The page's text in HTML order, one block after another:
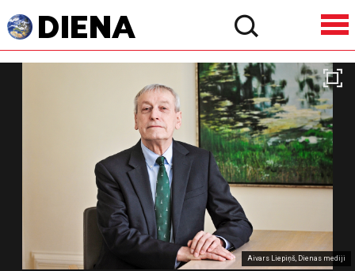
Aivars Liepiņš, Dienas mediji